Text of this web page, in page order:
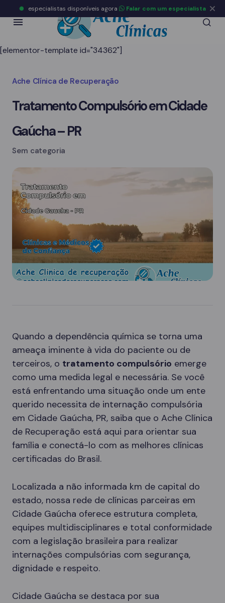
[elementor-template id="34362"]
Ache Clínica de Recuperação
Tratamento Compulsório em Cidade
Gaúcha – PR
Sem categoria
Quando a dependência química se torna uma
ameaça iminente à vida do paciente ou de
terceiros, o tratamento compulsório emerge
como uma medida legal e necessária. Se você
está enfrentando uma situação onde um ente
querido necessita de internação compulsória
em Cidade Gaúcha, PR, saiba que o Ache Clínica
de Recuperação está aqui para orientar sua
família e conectá-lo com as melhores clínicas
certificadas do Brasil.
Localizada a não informada km de capital do
estado, nossa rede de clínicas parceiras em
Cidade Gaúcha oferece estrutura completa,
equipes multidisciplinares e total conformidade
com a legislação brasileira para realizar
internações compulsórias com segurança,
dignidade e respeito.
Cidade Gaúcha se destaca por sua
especialistas disponíveis agora Falar com um especialista